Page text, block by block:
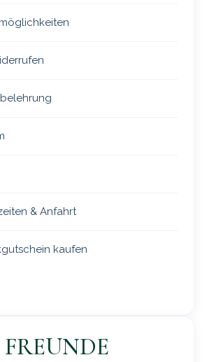
& Anfahrt
kaufen
FREUNDE